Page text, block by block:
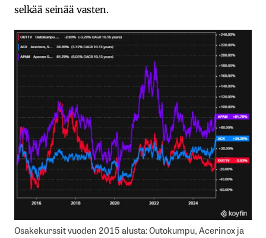
selkää seinää vasten.
Osakekurssit vuoden 2015 alusta: Outokumpu, Acerinox ja